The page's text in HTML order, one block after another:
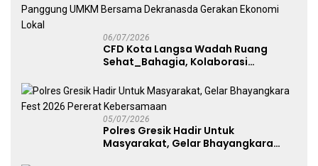
06/07/2026
CFD Kota Langsa Wadah Ruang
Sehat_Bahagia, Kolaborasi
Dekranasda Gerakan Ekonomi Lokal
05/07/2026
Polres Gresik Hadir Untuk
Masyarakat, Gelar Bhayangkara